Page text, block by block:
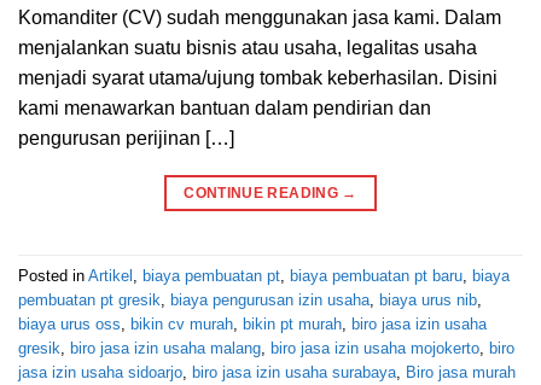
Komanditer (CV) sudah menggunakan jasa kami. Dalam
menjalankan suatu bisnis atau usaha, legalitas usaha
menjadi syarat utama/ujung tombak keberhasilan. Disini
kami menawarkan bantuan dalam pendirian dan
pengurusan perijinan […]
CONTINUE READING →
Posted in Artikel biaya pembuatan pt biaya pembuatan pt baru biaya
pembuatan pt gresik biaya pengurusan izin usaha biaya urus nib
biaya urus oss bikin cv murah bikin pt murah biro jasa izin usaha
gresik biro jasa izin usaha malang biro jasa izin usaha mojokerto biro
jasa izin usaha sidoarjo biro jasa izin usaha surabaya Biro jasa murah